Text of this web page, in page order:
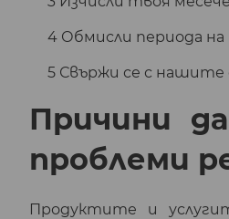
Обмисли периода на
Свържи се с нашите
Причини
проблеми
Продуктите и